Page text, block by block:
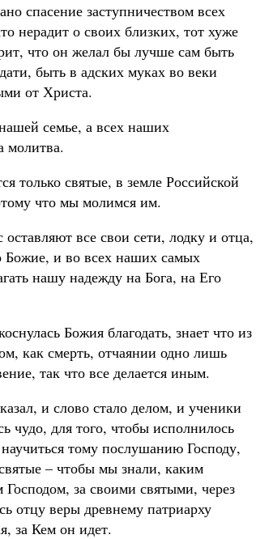
спасение заступничеством всех
нерадит о своих близких, тот хуже
что он желал бы лучше сам быть
быть в адских муках во веки
от Христа.
семье, а всех наших
молитва.
только святые, в земле Российской
что мы молимся им.
все свои сети, лодку и отца,
и во всех наших самых
нашу надежду на Бога, на Его
Божия благодать, знает что из
как смерть, отчаянии одно лишь
так что все делается иным.
и слово стало делом, и ученики
чудо, для того, чтобы исполнилось
тому послушанию Господу,
– чтобы мы знали, каким
за своими святыми, через
отцу веры древнему патриарху
за Кем он идет.